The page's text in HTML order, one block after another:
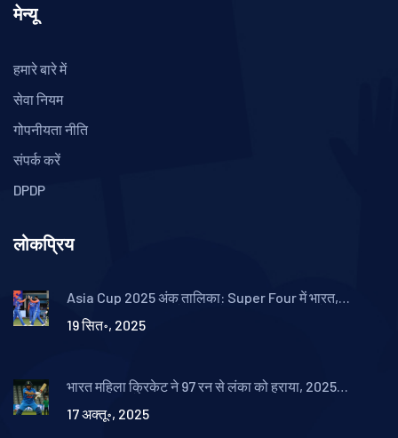
मेन्यू
हमारे बारे में
सेवा नियम
गोपनीयता नीति
संपर्क करें
DPDP
लोकप्रिय
Asia Cup 2025 अंक तालिका: Super Four में भारत,
साफ
19 सित॰, 2025
भारत महिला क्रिकेट ने 97 रन से लंका को हराया, 2025
17 अक्तू॰, 2025